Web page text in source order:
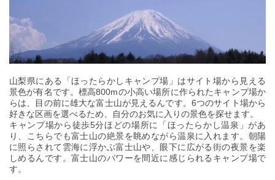
山梨県にある「ほったらかしキャンプ場」はサイト場から見える
景色が有名です。標高800mの小高い場所に作られたキャンプ場か
らは、目の前に雄大な富士山が見えるんです。6つのサイト場から
好きな区画を選べるため、自分のお気に入りの景色を探せます。
キャンプ場から徒歩5分ほどの場所に「ほったらかし温泉」があ
り、こちらでも富士山の絶景を眺めながら温泉に入れます。朝陽
に照らされて雲海に浮かぶ富士山や、眼下に広がる街の夜景を楽
しめるんです。富士山のパワーを間近に感じられるキャンプ場で
す。